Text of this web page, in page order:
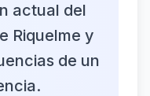
actual del
Riquelme y
de un